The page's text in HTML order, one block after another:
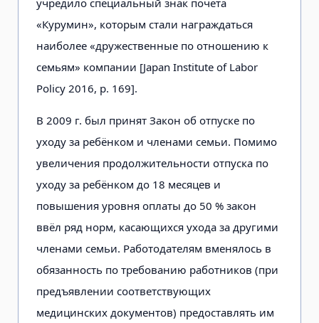
учредило специальный знак почета
«Курумин», которым стали награждаться
наиболее «дружественные по отношению к
семьям» компании [Japan Institute of Labor
Policy 2016, p. 169].
В 2009 г. был принят Закон об отпуске по
уходу за ребёнком и членами семьи. Помимо
увеличения продолжительности отпуска по
уходу за ребёнком до 18 месяцев и
повышения уровня оплаты до 50 % закон
ввёл ряд норм, касающихся ухода за другими
членами семьи. Работодателям вменялось в
обязанность по требованию работников (при
предъявлении соответствующих
медицинских документов) предоставлять им